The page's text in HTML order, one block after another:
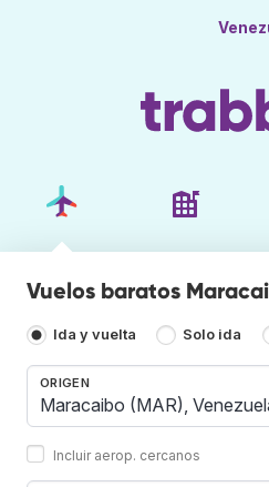
Vuelos baratos
Ida y vuelta Solo ida
ORIGEN
Incluir aerop. cercanos